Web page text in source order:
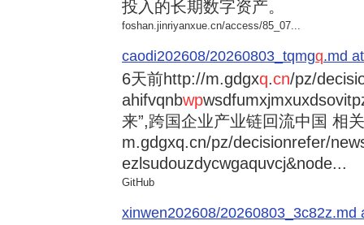
投入的长期数字资产。
foshan.jinriyanxue.cn/access/85_07...
caodi202608/20260803_tqmgq.md
6天前http://m.gdgxq.cn/pz/
ahifvqnbwp
来”,跨国企业产业链回流中国 相
m.gdgxq.cn/pz/decisionrefer/
ezlsudouzdycwgaquvcj&node...
GitHub
xinwen202608/20260803_3c82z.md